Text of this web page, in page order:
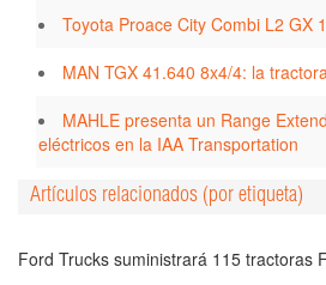
Toyota Proace City Combi L2 GX
MAN TGX 41.640 8x4/4: la
MAHLE presenta un Range
eléctricos en la IAA Transportation
Artículos relacionados (por etiqueta)
Ford Trucks suministrará 115 tractoras